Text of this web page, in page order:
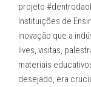
projeto
Instituições de
inovação que a
lives, visitas,
materiais
desejado, era